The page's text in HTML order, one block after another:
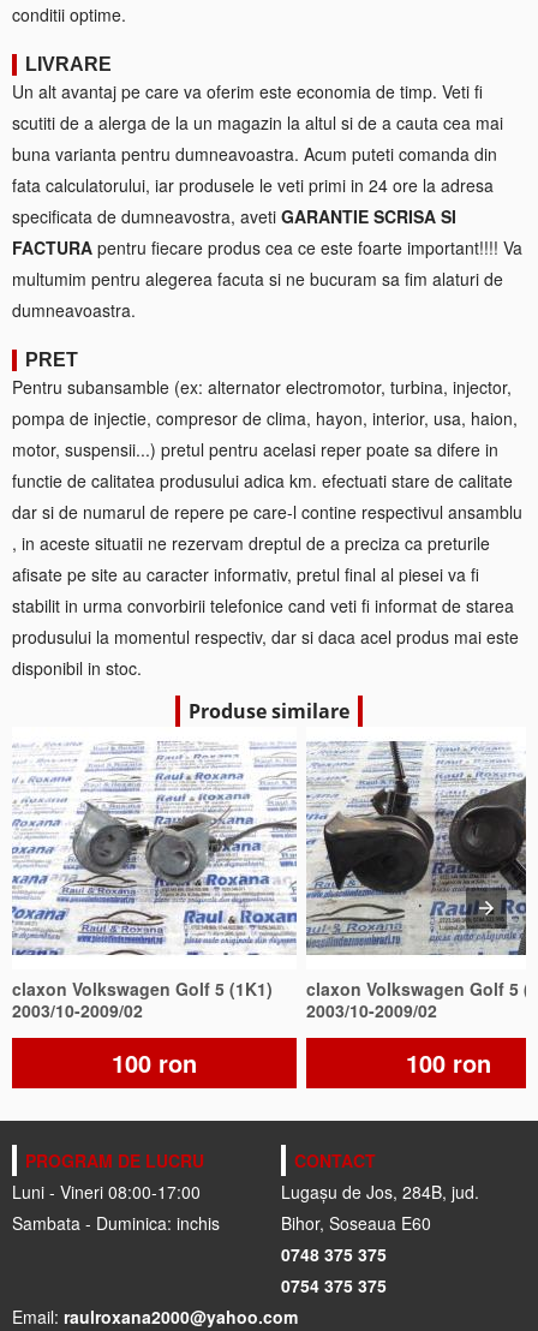
conditii optime.
LIVRARE
Un alt avantaj pe care va oferim este economia de timp. Veti fi
scutiti de a alerga de la un magazin la altul si de a cauta cea mai
buna varianta pentru dumneavoastra. Acum puteti comanda din
fata calculatorului, iar produsele le veti primi in 24 ore la adresa
specificata de dumneavostra, aveti GARANTIE SCRISA SI
FACTURA pentru fiecare produs cea ce este foarte important!!!! Va
multumim pentru alegerea facuta si ne bucuram sa fim alaturi de
dumneavoastra.
PRET
Pentru subansamble (ex: alternator electromotor, turbina, injector,
pompa de injectie, compresor de clima, hayon, interior, usa, haion,
motor, suspensii...) pretul pentru acelasi reper poate sa difere in
functie de calitatea produsului adica km. efectuati stare de calitate
dar si de numarul de repere pe care-l contine respectivul ansamblu
, in aceste situatii ne rezervam dreptul de a preciza ca preturile
afisate pe site au caracter informativ, pretul final al piesei va fi
stabilit in urma convorbirii telefonice cand veti fi informat de starea
produsului la momentul respectiv, dar si daca acel produs mai este
disponibil in stoc.
Produse similare
claxon Volkswagen Golf 5 (1K1)
2003/10-2009/02
100 ron
claxon Volkswagen Golf 5
2003/10-2009/02
100 ron
PROGRAM DE LUCRU
Luni - Vineri 08:00-17:00
Sambata - Duminica: inchis
CONTACT
Lugașu de Jos, 284B, jud.
Bihor, Soseaua E60
0748 375 375
0754 375 375
Email: raulroxana2000@yahoo.com